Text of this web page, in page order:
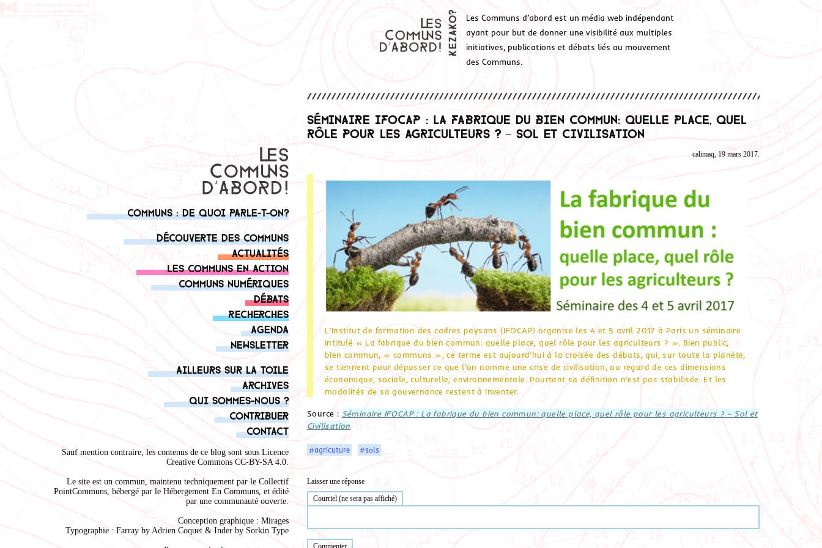
Les Communs d’abord est un média web indépendant
ayant pour but de donner une visibilité aux multiples
initiatives, publications et débats liés au mouvement
des Communs.
Communs : de quoi parle-t-on?
Découverte des communs
Actualités
Les communs en action
Communs numériques
Débats
Recherches
Agenda
Newsletter
Ailleurs sur la toile
Archives
Qui sommes-nous ?
Contribuer
Contact
Sauf mention contraire, les contenus de ce blog sont sous Licence
Creative Commons CC-BY-SA 4.0.
Le site est un commun, maintenu techniquement par le Collectif
PointCommuns, hébergé par le Hébergement En Communs, et édité
par une communauté ouverte.
Conception graphique : Mirages
Typographie : Farray by Adrien Coquet & Inder by Sorkin Type
Séminaire IFOCAP : La fabrique du bien commun: quelle place, quel
rôle pour les agriculteurs ? – Sol et Civilisation
calimaq, 19 mars 2017.
L’Institut de formation des cadres paysans (IFOCAP) organise les 4 et 5 avril 2017 à Paris un séminaire
intitulé « La fabrique du bien commun: quelle place, quel rôle pour les agriculteurs ? ». Bien public,
bien commun, « communs », ce terme est aujourd’hui à la croisée des débats, qui, sur toute la planète,
se tiennent pour dépasser ce que l’on nomme une crise de civilisation, au regard de ces dimensions
économique, sociale, culturelle, environnementale. Pourtant sa définition n’est pas stabilisée. Et les
modalités de sa gouvernance restent à inventer.
Source : Séminaire IFOCAP : La fabrique du bien commun: quelle place, quel rôle pour les agriculteurs ? – Sol et
Civilisation
#agricuture #sols
Laisser une réponse
Courriel (ne sera pas affiché)
Commenter